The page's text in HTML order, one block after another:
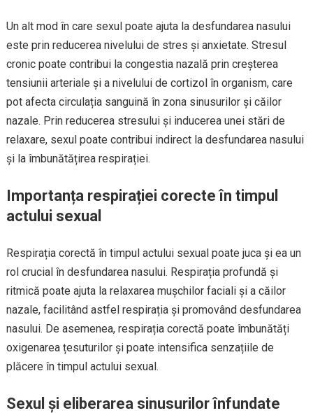
Un alt mod în care sexul poate ajuta la desfundarea nasului
este prin reducerea nivelului de stres și anxietate. Stresul
cronic poate contribui la congestia nazală prin creșterea
tensiunii arteriale și a nivelului de cortizol în organism, care
pot afecta circulația sanguină în zona sinusurilor și căilor
nazale. Prin reducerea stresului și inducerea unei stări de
relaxare, sexul poate contribui indirect la desfundarea nasului
și la îmbunătățirea respirației.
Importanța respirației corecte în timpul
actului sexual
Respirația corectă în timpul actului sexual poate juca și ea un
rol crucial în desfundarea nasului. Respirația profundă și
ritmică poate ajuta la relaxarea mușchilor faciali și a căilor
nazale, facilitând astfel respirația și promovând desfundarea
nasului. De asemenea, respirația corectă poate îmbunătăți
oxigenarea țesuturilor și poate intensifica senzațiile de
plăcere în timpul actului sexual.
Sexul și eliberarea sinusurilor înfundate